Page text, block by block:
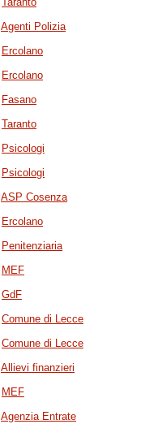
Agenti Polizia
Ercolano
Ercolano
Fasano
Taranto
Psicologi
Psicologi
ASP Cosenza
Ercolano
Penitenziaria
MEF
GdF
Comune di Lecce
Comune di Lecce
Allievi finanzieri
MEF
Agenzia Entrate